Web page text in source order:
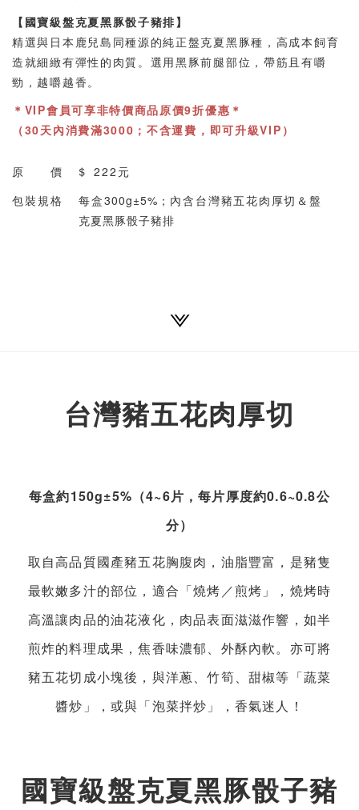
【國寶級盤克夏黑豚骰子豬排】
精選與日本鹿兒島同種源的純正盤克夏黑豚種，高成本飼育
造就細緻有彈性的肉質。選用黑豚前腿部位，帶筋且有嚼
勁，越嚼越香。
＊VIP會員可享非特價商品原價9折優惠＊
（30天內消費滿3000；不含運費，即可升級VIP）
原 價 ＄ 222元
包裝規格
每盒300g±5%；內含台灣豬五花肉厚切＆盤
克夏黑豚骰子豬排
台灣豬五花肉厚切
每盒約150g±5%（4~6片，每片厚度約0.6~0.8公
分）
取自高品質國產豬五花胸腹肉，油脂豐富，是豬隻
最軟嫩多汁的部位，適合「燒烤／煎烤」，燒烤時
高溫讓肉品的油花液化，肉品表面滋滋作響，如半
煎炸的料理成果，焦香味濃郁、外酥內軟。亦可將
豬五花切成小塊後，與洋蔥、竹筍、甜椒等「蔬菜
醬炒」，或與「泡菜拌炒」，香氣迷人！
國寶級盤克夏黑豚骰子豬